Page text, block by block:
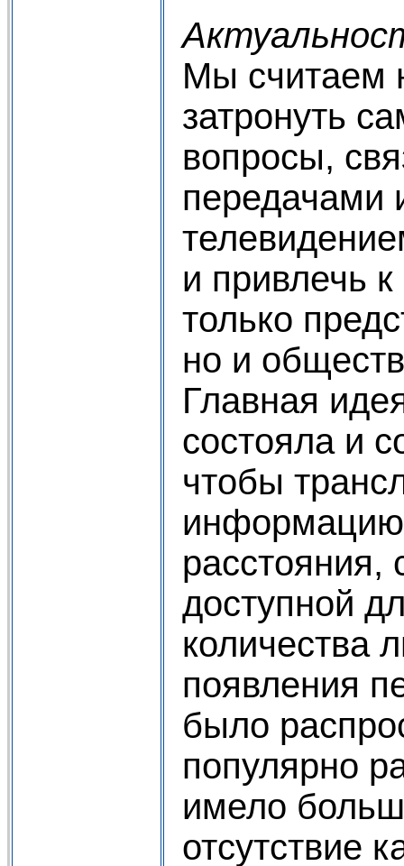
Мы считаем
затронуть
вопросы,
передачами
и привлечь
только
но и
Главная
состояла и
чтобы
расстояния,
доступной
количества
появления
было
популярно
имело
отсутствие